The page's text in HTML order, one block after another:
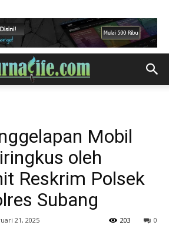
Mobil
oleh
Reskrim Polsek
Subang
21, 2025 0
203